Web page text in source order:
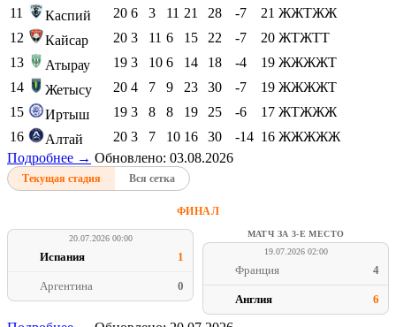
11
Каспий 20 6 3 11 21 28 -7 21 ЖЖТЖЖ
12
Кайсар 20 3 11 6 15 22 -7 20 ЖТЖТТ
13
Атырау 19 3 10 6 14 18 -4 19 ЖЖЖЖТ
14
Жетысу 20 4 7 9 23 30 -7 19 ЖЖЖЖТ
15
Иртыш 19 3 8 8 19 25 -6 17 ЖТЖЖЖ
16
Алтай 20 3 7 10 16 30 -14 16 ЖЖЖЖЖ
Подробнее → Обновлено: 03.08.2026
Текущая стадия Вся сетка
ФИНАЛ
20.07.2026 00:00
Испания 1
Аргентина 0
МАТЧ ЗА 3-Е МЕСТО
19.07.2026 02:00
Франция 4
Англия 6